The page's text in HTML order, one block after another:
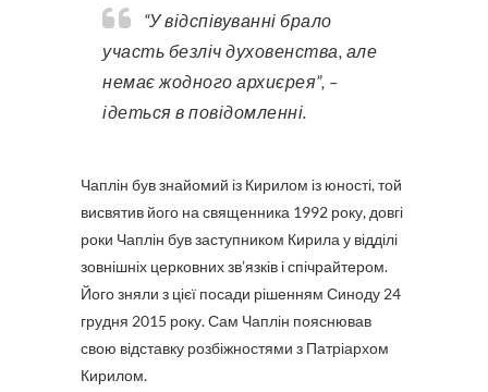
“У відспівуванні брало
участь безліч духовенства, але
немає жодного архиєрея”, –
ідеться в повідомленні.
Чаплін був знайомий із Кирилом із юності, той
висвятив його на священника 1992 року, довгі
роки Чаплін був заступником Кирила у відділі
зовнішніх церковних зв’язків і спічрайтером.
Його зняли з цієї посади рішенням Синоду 24
грудня 2015 року. Сам Чаплін пояснював
свою відставку розбіжностями з Патріархом
Кирилом.